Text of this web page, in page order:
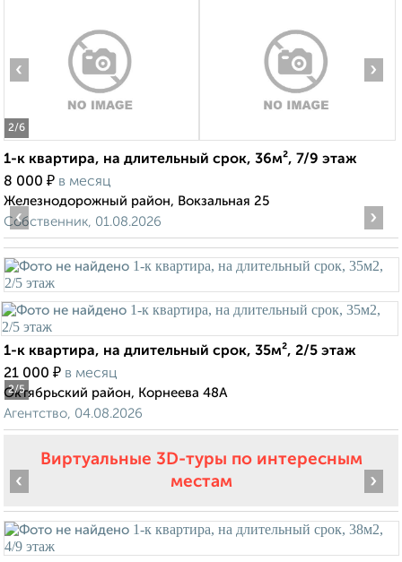
2/6
‹ ›
1-к квартира, на длительный срок, 36м², 7/9 этаж
8 000 ₽ в месяц
Железнодорожный район, Вокзальная 25
Собственник, 01.08.2026
2/5
‹ ›
1-к квартира, на длительный срок, 35м², 2/5 этаж
21 000 ₽ в месяц
Октябрьский район, Корнеева 48А
Агентство, 04.08.2026
Виртуальные 3D-туры по интересным
местам
‹ ›